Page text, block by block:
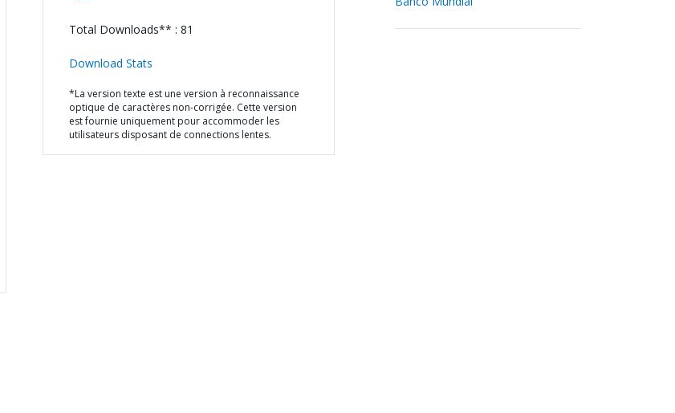
Total Downloads** : 81
Download Stats
*La version texte est une version à reconnaissance
optique de caractères non-corrigée. Cette version
est fournie uniquement pour accommoder les
utilisateurs disposant de connections lentes.